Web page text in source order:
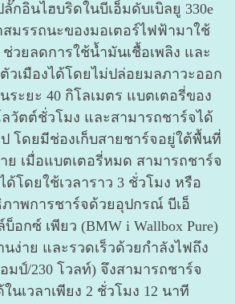
นไฮบริดในบีเอ็มดับเบิลยู 330e
สมรรถนะของมอเตอร์ไฟฟ้ามาใช้
วยลดการใช้น้ำมันเชื้อเพลิง และ
วเมืองได้โดยไม่ปล่อยมลภาวะออก
ระยะ 40 กิโลเมตร แบตเตอรี่ของ
วัตต์ชั่วโมง และสามารถชาร์จได้
โดยมีช่องเก็บสายชาร์จอยู่ใต้พื้นที่
ย เมื่อแบตเตอรี่หมด สามารถชาร์จ
โดยใช้เวลาราว 3 ชั่วโมง หรือ
ภาพการชาร์จด้วยอุปกรณ์ บีเอ็
อกซ์ เพียว (BMW i Wallbox Pure)
ง่าย และรวดเร็วด้วยกำลังไฟถึง
มป์/230 โวลท์) จึงสามารถชาร์จ
นเวลาเพียง 2 ชั่วโมง 12 นาที